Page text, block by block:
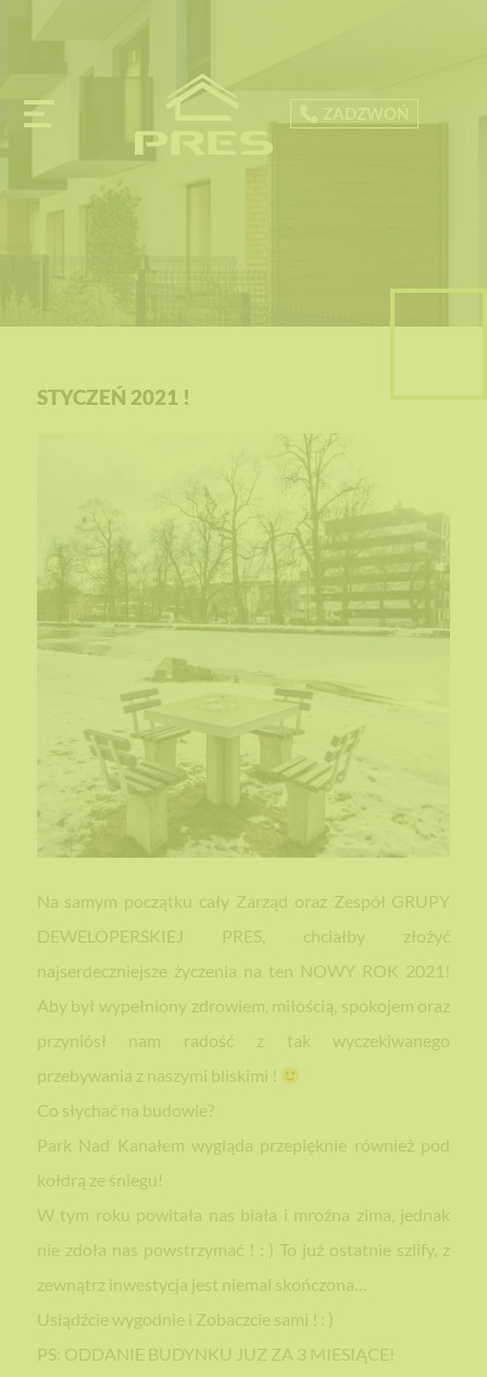
STYCZEŃ 2021 !
Na samym początku cały Zarząd oraz Zespół GRUPY
DEWELOPERSKIEJ PRES, chciałby złożyć
najserdeczniejsze życzenia na ten NOWY ROK 2021!
Aby był wypełniony zdrowiem, miłością, spokojem oraz
przyniósł nam radość z tak wyczekiwanego
przebywania z naszymi bliskimi !
Co słychać na budowie?
Park Nad Kanałem wygląda przepięknie również pod
kołdrą ze śniegu!
W tym roku powitała nas biała i mroźna zima, jednak
nie zdoła nas powstrzymać ! : ) To już ostatnie szlify, z
zewnątrz inwestycja jest niemal skończona…
Usiądźcie wygodnie i Zobaczcie sami ! : )
PS: ODDANIE BUDYNKU JUZ ZA 3 MIESIĄCE!